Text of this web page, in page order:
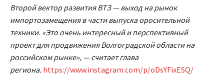
Второй вектор развития ВТЗ — выход на рынок
импортозамещения в части выпуска оросительной
техники. «Это очень интересный и перспективный
проект для продвижения Волгоградской области на
российском рынке», — считает глава
региона. https://www.instagram.com/p/oDsYFixESQ/